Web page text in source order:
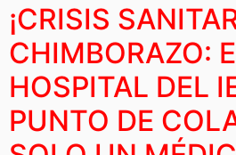
¡CRISIS
CHIMBORAZO:
HOSPITAL DEL
PUNTO DE